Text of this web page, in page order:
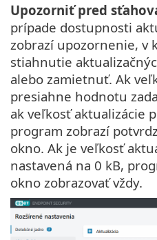
Upozorniť pred
prípade dostupnosti
zobrazí upozornenie, v
stiahnutie
alebo zamietnuť. Ak
presiahne hodnotu
ak veľkosť aktualizácie
program zobrazí
okno. Ak je veľkosť
nastavená na 0 kB,
okno zobrazovať vždy.